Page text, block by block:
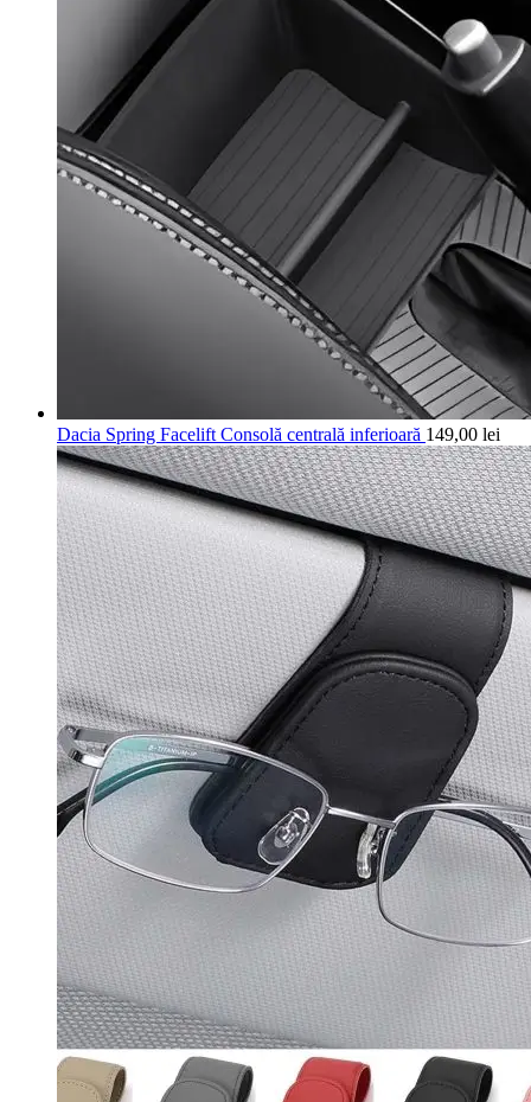
Dacia Spring Facelift Consolă centrală inferioară 149,00 lei